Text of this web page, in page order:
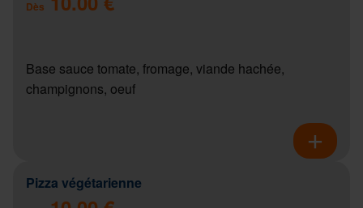
Dès
Base sauce tomate, fromage, viande hachée,
champignons, oeuf
Pizza végétarienne